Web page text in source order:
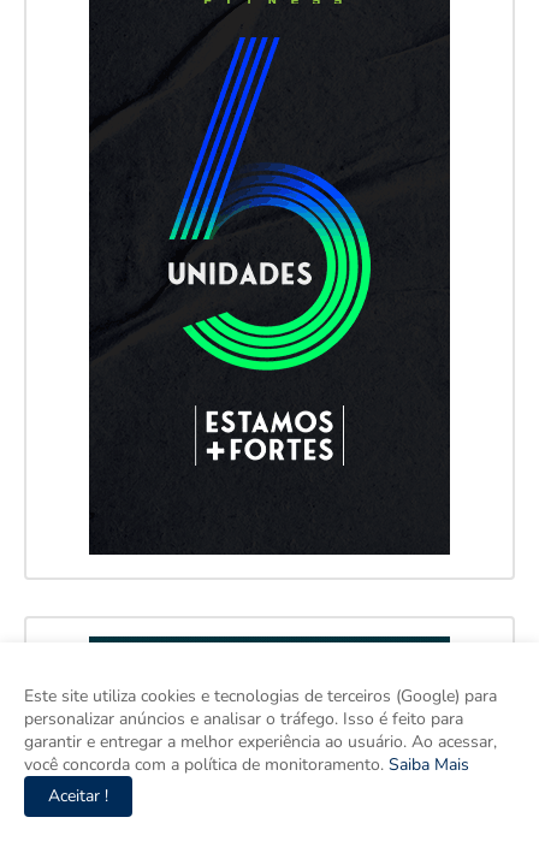
Este site utiliza cookies e tecnologias de terceiros (Google) para
personalizar anúncios e analisar o tráfego. Isso é feito para
garantir e entregar a melhor experiência ao usuário. Ao acessar,
você concorda com a política de monitoramento. Saiba Mais
Aceitar !